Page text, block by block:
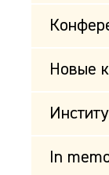
Новые
In